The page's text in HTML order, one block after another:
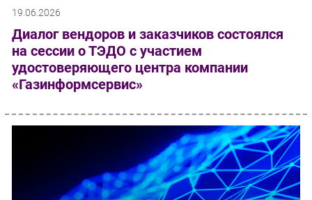
19.06.2026
Диалог вендоров и заказчиков состоялся
на сессии о ТЭДО с участием
удостоверяющего центра компании
«Газинформсервис»